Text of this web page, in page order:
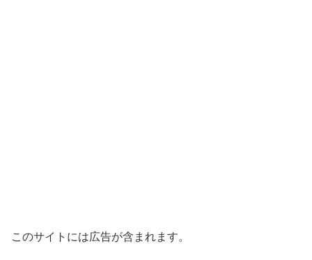
このサイトには広告が含まれます。